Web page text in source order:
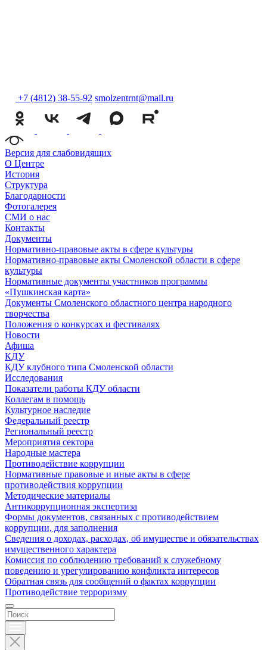
+7 (4812) 38-55-92 smolzentrnt@mail.ru
Версия для слабовидящих
О Центре
История
Структура
Благодарности
Фотогалерея
СМИ о нас
Контакты
Документы
Нормативно-правовые акты в сфере культуры
Нормативно-правовые акты Смоленской области в сфере
культуры
Нормативные документы участников программы
«Пушкинская карта»
Документы Смоленского областного центра народного
творчества
Положения о конкурсах и фестивалях
Новости
Афиша
КДУ
КДУ клубного типа Смоленской области
Исследования
Показатели работы КДУ области
Коллегам в помощь
Культурное наследие
Федеральный реестр
Региональный реестр
Мероприятия сектора
Народные мастера
Противодействие коррупции
Нормативные правовые и иные акты в сфере
противодействия коррупции
Методические материалы
Антикоррупционная экспертиза
Формы документов, связанных с противодействием
коррупции, для заполнения
Сведения о доходах, расходах, об имуществе и обязательствах
имущественного характера
Комиссия по соблюдению требований к служебному
поведению и урегулированию конфликта интересов
Обратная связь для сообщений о фактах коррупции
Противодействие терроризму